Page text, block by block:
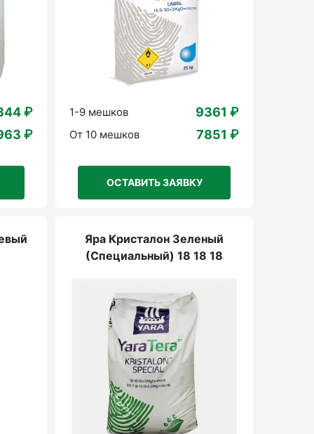
₽
₽
1-9 мешков 9361 ₽
От 10 мешков 7851 ₽
ОСТАВИТЬ ЗАЯВКУ
Яра Кристалон Зеленый
(Специальный) 18 18 18